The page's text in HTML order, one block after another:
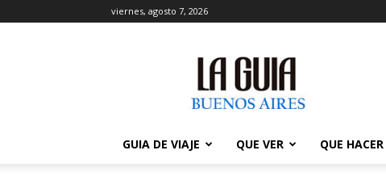
viernes, agosto 7, 2026
Guía
de
Buenos
GUIA DE VIAJE
QUE VER QUE HACER